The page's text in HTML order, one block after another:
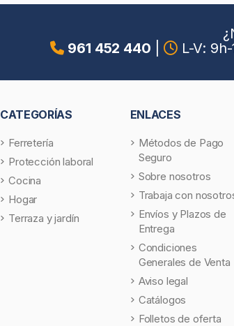
961 452 440
L-V: 9h-
CATEGORÍAS
Ferretería
Protección laboral
Cocina
Hogar
Terraza y jardín
ENLACES
Métodos de Pago
Seguro
Sobre nosotros
Trabaja con
Envíos y Plazos de
Entrega
Condiciones
Generales de Venta
Aviso legal
Catálogos
Folletos de oferta